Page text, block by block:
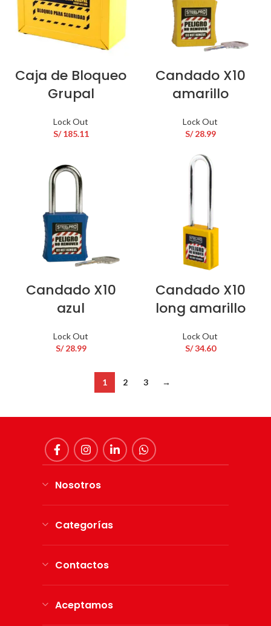
Caja de Bloqueo
Grupal
Lock Out
S/185.11
Candado X10
amarillo
Lock Out
S/28.99
Candado X10
azul
Lock Out
S/28.99
Candado X10
long amarillo
Lock Out
S/34.60
1 2 3 →
Nosotros
Categorías
Contactos
Aceptamos